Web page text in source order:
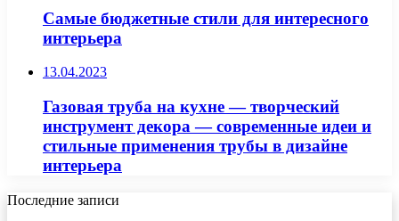
Самые бюджетные стили для интересного
интерьера
13.04.2023
Газовая труба на кухне — творческий
инструмент декора — современные идеи и
стильные применения трубы в дизайне
интерьера
Последние записи